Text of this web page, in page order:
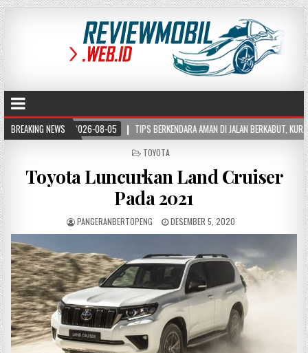
BREAKING NEWS
2026-08-05 TIPS BERKENDARA AMAN DI JALAN BERKABUT, KURANGI RISIKO
POSTED
TOYOTA
Toyota Luncurkan Land Cruiser
Pada 2021
PANGERANBERTOPENG DESEMBER 5, 2020